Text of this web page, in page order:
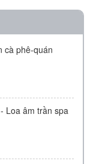
cà phê-quán
Loa âm trần spa